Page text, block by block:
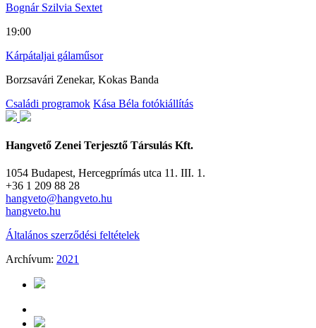
Bognár Szilvia Sextet
19:00
Kárpátaljai gálaműsor
Borzsavári Zenekar, Kokas Banda
Családi programok Kása Béla fotókiállítás
Hangvető Zenei Terjesztő Társulás Kft.
1054 Budapest, Hercegprímás utca 11. III. 1.
+36 1 209 88 28
hangveto@hangveto.hu
hangveto.hu
Általános szerződési feltételek
Archívum: 2021